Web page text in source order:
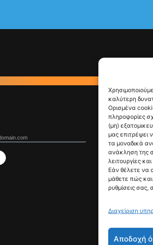
καλύτερη
Ορισμένα
πληροφορίες
(μη)
μας επιτρέψει
τα μοναδικά
ανάκληση της
λειτουργίες
Εάν θέλετε να
μάθετε πώς και
ρυθμίσεις σας,
Διαχείριση
Αποδοχή